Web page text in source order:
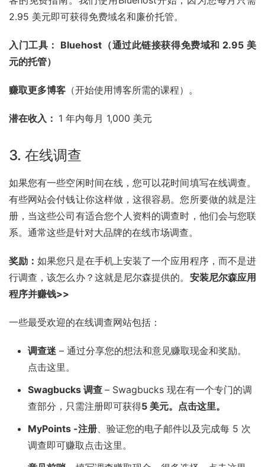
2.95 美元即可获得免费域名和廉价托管。
入门工具： Bluehost（通过此链接获得免费域和 2.95 美
元的托管）
赚取更多博客 （开始使用博客所需的课程）。
潜在收入： 1 年内每月 1,000 美元
3. 在线调查
如果您有一些空闲时间在线，您可以花时间填写在线调查。
有些网站会付钱让你这样做，这很容易。您所要做的就是注
册，当这些公司有适合您个人资料的调查时，他们会与您联
系。通常这些是针对大品牌的在线市场调查。
奖励：如果您只是在手机上安装了一个应用程序，而不是进
行调查，该怎么办？这就是尼尔森提供的。 安装尼尔森应用
程序并赚钱>>
一些最受欢迎的在线调查网站包括：
调查迷 – 通过分享您的想法和意见赚取现金和奖励。
点击这里。
Swagbucks 调查 – Swagbucks 现在有一个专门的调
查部分，只需注册即可获得5 美元。点击这里。
MyPoints -注册 、验证您的电子邮件以及完成每 5 次
调查即可赚取点击这里。